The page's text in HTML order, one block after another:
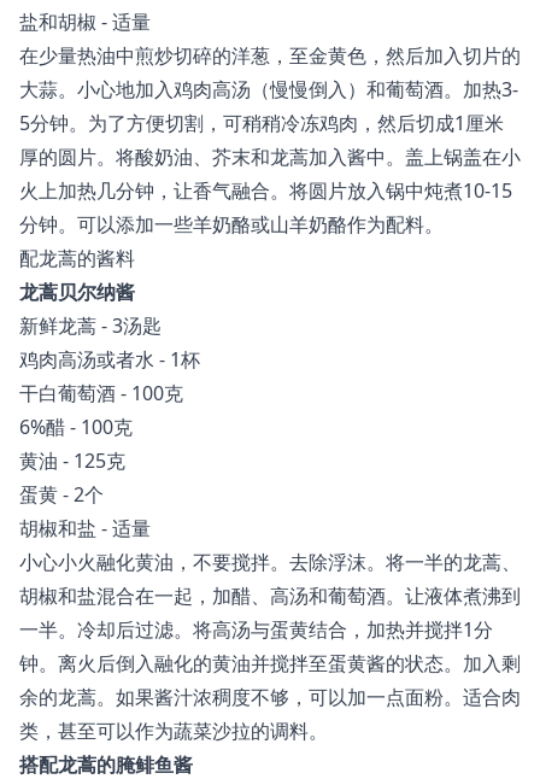
盐和胡椒 - 适量
在少量热油中煎炒切碎的洋葱，至金黄色，然后加入切片的
大蒜。小心地加入鸡肉高汤（慢慢倒入）和葡萄酒。加热3-
5分钟。为了方便切割，可稍稍冷冻鸡肉，然后切成1厘米
厚的圆片。将酸奶油、芥末和龙蒿加入酱中。盖上锅盖在小
火上加热几分钟，让香气融合。将圆片放入锅中炖煮10-15
分钟。可以添加一些羊奶酪或山羊奶酪作为配料。
配龙蒿的酱料
龙蒿贝尔纳酱
新鲜龙蒿 - 3汤匙
鸡肉高汤或者水 - 1杯
干白葡萄酒 - 100克
6%醋 - 100克
黄油 - 125克
蛋黄 - 2个
胡椒和盐 - 适量
小心小火融化黄油，不要搅拌。去除浮沫。将一半的龙蒿、
胡椒和盐混合在一起，加醋、高汤和葡萄酒。让液体煮沸到
一半。冷却后过滤。将高汤与蛋黄结合，加热并搅拌1分
钟。离火后倒入融化的黄油并搅拌至蛋黄酱的状态。加入剩
余的龙蒿。如果酱汁浓稠度不够，可以加一点面粉。适合肉
类，甚至可以作为蔬菜沙拉的调料。
搭配龙蒿的腌鲱鱼酱